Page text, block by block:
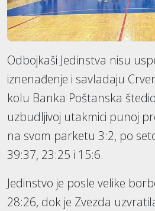
Odbojkaši Jedinstva nisu
iznenađenje i savladaju
kolu Banka Poštanska
uzbudljivoj utakmici punoj
na svom parketu 3:2, po
39:37, 23:25 i 15:6.
Jedinstvo je posle velike
28:26, dok je Zvezda